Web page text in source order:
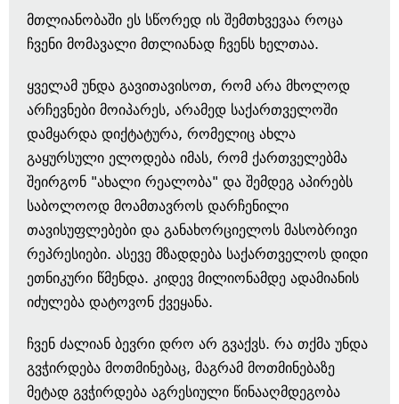
მთლიანობაში ეს სწორედ ის შემთხვევაა როცა
ჩვენი მომავალი მთლიანად ჩვენს ხელთაა.
ყველამ უნდა გავითავისოთ, რომ არა მხოლოდ
არჩევნები მოიპარეს, არამედ საქართველოში
დამყარდა დიქტატურა, რომელიც ახლა
გაყურსული ელოდება იმას, რომ ქართველებმა
შეირგონ "ახალი რეალობა" და შემდეგ აპირებს
საბოლოოდ მოამთავროს დარჩენილი
თავისუფლებები და განახორციელოს მასობრივი
რეპრესიები. ასევე მზადდება საქართველოს დიდი
ეთნიკური წმენდა. კიდევ მილიონამდე ადამიანის
იძულება დატოვონ ქვეყანა.
ჩვენ ძალიან ბევრი დრო არ გვაქვს. რა თქმა უნდა
გვჭირდება მოთმინებაც, მაგრამ მოთმინებაზე
მეტად გვჭირდება აგრესიული წინააღმდეგობა